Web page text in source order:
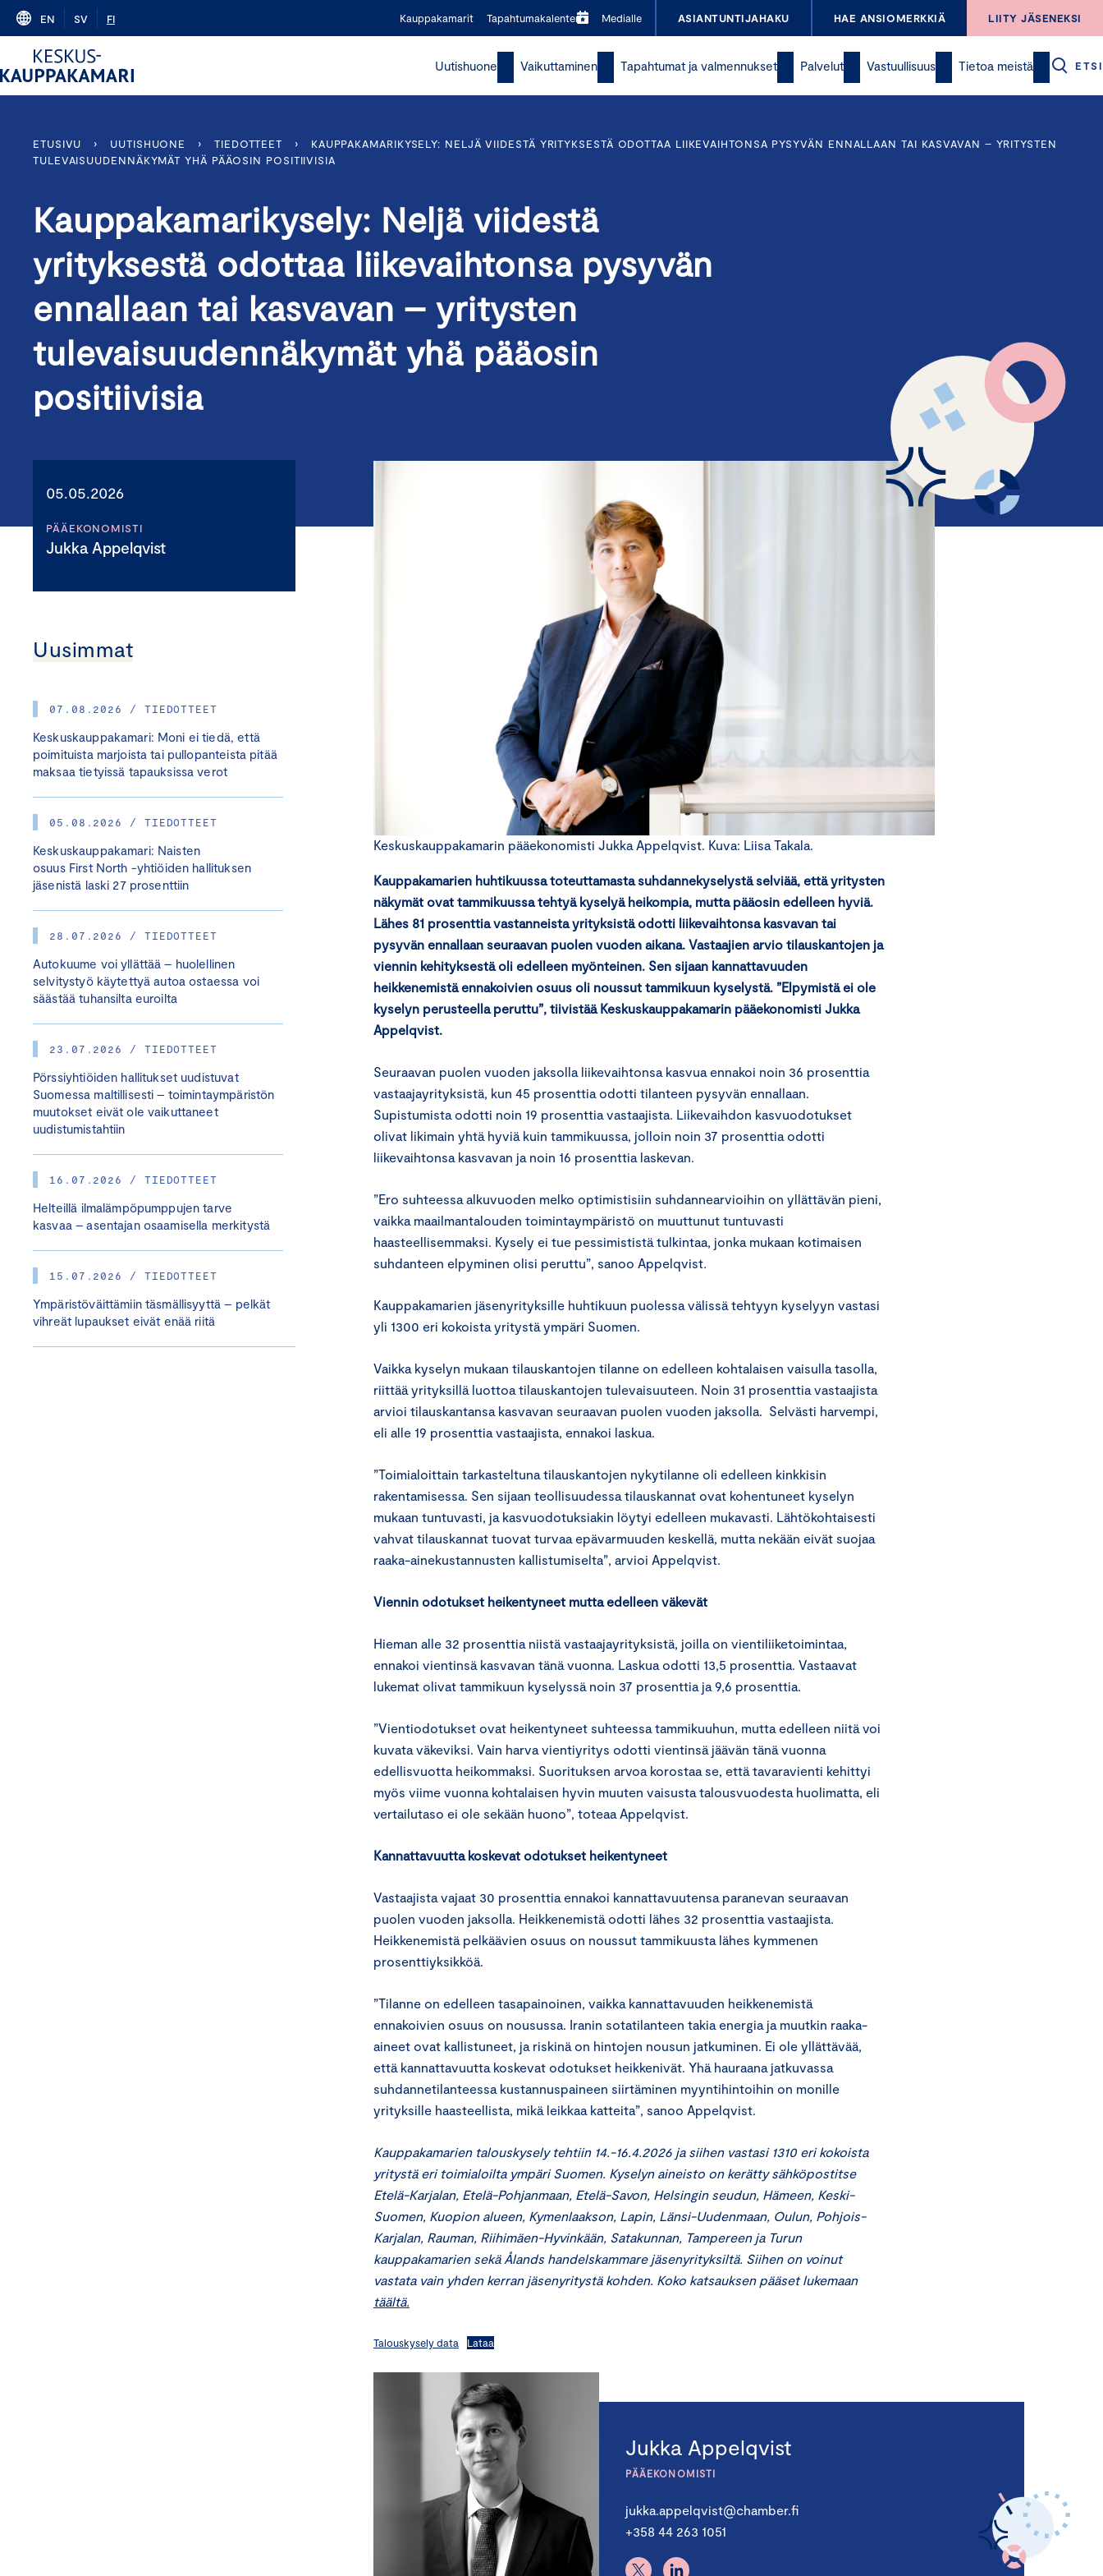
Skip
content
EN SV FI Kauppakamarit Tapahtumakalenteri Medialle ASIANTUNTIJAHAKU HAE ANSIOMERKKIÄ LIITY JÄSENEKSI
Uutishuone Vaikuttaminen Tapahtumat ja valmennukset Palvelut Vastuullisuus Tietoa meistä ETSI
ETUSIVU › UUTISHUONE › TIEDOTTEET ›
KAUPPAKAMARIKYSELY: NELJÄ VIIDESTÄ YRITYKSESTÄ ODOTTAA LIIKEVAIHTONSA PYSYVÄN ENNALLAAN TAI KASVAVAN – YRITYSTEN
TULEVAISUUDENNÄKYMÄT YHÄ PÄÄOSIN POSITIIVISIA
Kauppakamarikysely: Neljä viidestä
yrityksestä odottaa liikevaihtonsa pysyvän
ennallaan tai kasvavan – yritysten
tulevaisuudennäkymät yhä pääosin
positiivisia
05.05.2026
PÄÄEKONOMISTI
Jukka Appelqvist
Uusimmat
07.08.2026 / TIEDOTTEET
Keskuskauppakamari: Moni ei tiedä, että
poimituista marjoista tai pullopanteista pitää
maksaa tietyissä tapauksissa verot
05.08.2026 / TIEDOTTEET
Keskuskauppakamari: Naisten
osuus First North -yhtiöiden hallituksen
jäsenistä laski 27 prosenttiin
28.07.2026 / TIEDOTTEET
Autokuume voi yllättää – huolellinen
selvitystyö käytettyä autoa ostaessa voi
säästää tuhansilta euroilta
23.07.2026 / TIEDOTTEET
Pörssiyhtiöiden hallitukset uudistuvat
Suomessa maltillisesti – toimintaympäristön
muutokset eivät ole vaikuttaneet
uudistumistahtiin
16.07.2026 / TIEDOTTEET
Helteillä ilmalämpöpumppujen tarve
kasvaa – asentajan osaamisella merkitystä
15.07.2026 / TIEDOTTEET
Ympäristöväittämiin täsmällisyyttä – pelkät
vihreät lupaukset eivät enää riitä
Keskuskauppakamarin pääekonomisti Jukka Appelqvist. Kuva: Liisa Takala.
Kauppakamarien huhtikuussa toteuttamasta suhdannekyselystä selviää, että yritysten
näkymät ovat tammikuussa tehtyä kyselyä heikompia, mutta pääosin edelleen hyviä.
Lähes 81 prosenttia vastanneista yrityksistä odotti liikevaihtonsa kasvavan tai
pysyvän ennallaan seuraavan puolen vuoden aikana. Vastaajien arvio tilauskantojen ja
viennin kehityksestä oli edelleen myönteinen. Sen sijaan kannattavuuden
heikkenemistä ennakoivien osuus oli noussut tammikuun kyselystä. ”Elpymistä ei ole
kyselyn perusteella peruttu”, tiivistää Keskuskauppakamarin pääekonomisti Jukka
Appelqvist.
Seuraavan puolen vuoden jaksolla liikevaihtonsa kasvua ennakoi noin 36 prosenttia
vastaajayrityksistä, kun 45 prosenttia odotti tilanteen pysyvän ennallaan.
Supistumista odotti noin 19 prosenttia vastaajista. Liikevaihdon kasvuodotukset
olivat likimain yhtä hyviä kuin tammikuussa, jolloin noin 37 prosenttia odotti
liikevaihtonsa kasvavan ja noin 16 prosenttia laskevan.
”Ero suhteessa alkuvuoden melko optimistisiin suhdannearvioihin on yllättävän pieni,
vaikka maailmantalouden toimintaympäristö on muuttunut tuntuvasti
haasteellisemmaksi. Kysely ei tue pessimististä tulkintaa, jonka mukaan kotimaisen
suhdanteen elpyminen olisi peruttu”, sanoo Appelqvist.
Kauppakamarien jäsenyrityksille huhtikuun puolessa välissä tehtyyn kyselyyn vastasi
yli 1300 eri kokoista yritystä ympäri Suomen.
Vaikka kyselyn mukaan tilauskantojen tilanne on edelleen kohtalaisen vaisulla tasolla,
riittää yrityksillä luottoa tilauskantojen tulevaisuuteen. Noin 31 prosenttia vastaajista
arvioi tilauskantansa kasvavan seuraavan puolen vuoden jaksolla. Selvästi harvempi,
eli alle 19 prosenttia vastaajista, ennakoi laskua.
”Toimialoittain tarkasteltuna tilauskantojen nykytilanne oli edelleen kinkkisin
rakentamisessa. Sen sijaan teollisuudessa tilauskannat ovat kohentuneet kyselyn
mukaan tuntuvasti, ja kasvuodotuksiakin löytyi edelleen mukavasti. Lähtökohtaisesti
vahvat tilauskannat tuovat turvaa epävarmuuden keskellä, mutta nekään eivät suojaa
raaka-ainekustannusten kallistumiselta”, arvioi Appelqvist.
Viennin odotukset heikentyneet mutta edelleen väkevät
Hieman alle 32 prosenttia niistä vastaajayrityksistä, joilla on vientiliiketoimintaa,
ennakoi vientinsä kasvavan tänä vuonna. Laskua odotti 13,5 prosenttia. Vastaavat
lukemat olivat tammikuun kyselyssä noin 37 prosenttia ja 9,6 prosenttia.
”Vientiodotukset ovat heikentyneet suhteessa tammikuuhun, mutta edelleen niitä voi
kuvata väkeviksi. Vain harva vientiyritys odotti vientinsä jäävän tänä vuonna
edellisvuotta heikommaksi. Suorituksen arvoa korostaa se, että tavaravienti kehittyi
myös viime vuonna kohtalaisen hyvin muuten vaisusta talousvuodesta huolimatta, eli
vertailutaso ei ole sekään huono”, toteaa Appelqvist.
Kannattavuutta koskevat odotukset heikentyneet
Vastaajista vajaat 30 prosenttia ennakoi kannattavuutensa paranevan seuraavan
puolen vuoden jaksolla. Heikkenemistä odotti lähes 32 prosenttia vastaajista.
Heikkenemistä pelkäävien osuus on noussut tammikuusta lähes kymmenen
prosenttiyksikköä.
”Tilanne on edelleen tasapainoinen, vaikka kannattavuuden heikkenemistä
ennakoivien osuus on nousussa. Iranin sotatilanteen takia energia ja muutkin raaka-
aineet ovat kallistuneet, ja riskinä on hintojen nousun jatkuminen. Ei ole yllättävää,
että kannattavuutta koskevat odotukset heikkenivät. Yhä hauraana jatkuvassa
suhdannetilanteessa kustannuspaineen siirtäminen myyntihintoihin on monille
yrityksille haasteellista, mikä leikkaa katteita”, sanoo Appelqvist.
Kauppakamarien talouskysely tehtiin 14.-16.4.2026 ja siihen vastasi 1310 eri kokoista
yritystä eri toimialoilta ympäri Suomen. Kyselyn aineisto on kerätty sähköpostitse
Etelä-Karjalan, Etelä-Pohjanmaan, Etelä-Savon, Helsingin seudun, Hämeen, Keski-
Suomen, Kuopion alueen, Kymenlaakson, Lapin, Länsi-Uudenmaan, Oulun, Pohjois-
Karjalan, Rauman, Riihimäen-Hyvinkään, Satakunnan, Tampereen ja Turun
kauppakamarien sekä Ålands handelskammare jäsenyrityksiltä. Siihen on voinut
vastata vain yhden kerran jäsenyritystä kohden. Koko katsauksen pääset lukemaan
täältä.
Talouskysely data Lataa
Jukka Appelqvist
PÄÄEKONOMISTI
jukka.appelqvist@chamber.fi
+358 44 263 1051